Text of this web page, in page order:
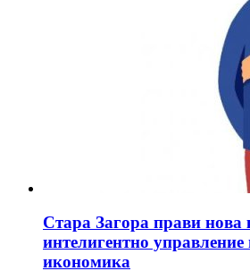
Стара Загора прави
интелигентно управление
икономика